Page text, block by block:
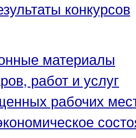
конкурсов
материалы
работ и услуг
рабочих